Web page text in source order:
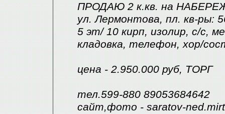
ПРОДАЮ 2 к.кв. на
ул. Лермонтова, пл. кв-ры:
5 эт/ 10 кирп, изолир, с/с,
кладовка, телефон, хор/
цена - 2.950.000 руб, ТОРГ
тел.599-880 89053684642
сайт,фото - saratov-